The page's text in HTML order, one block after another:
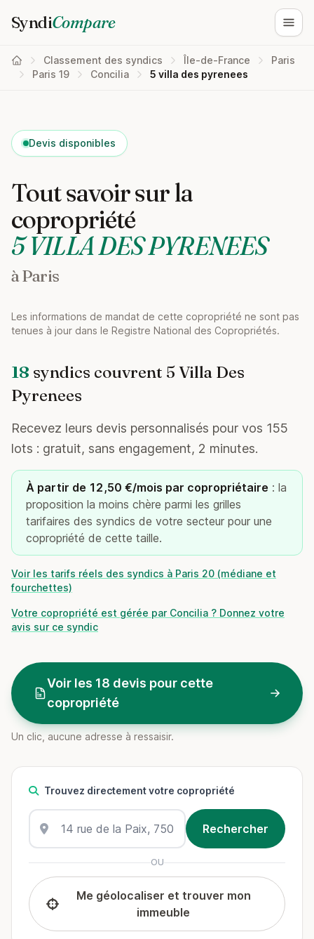
SyndiCompare
Classement des syndics Île-de-France
Paris
Paris 19
Concilia 5 villa des pyrenees
Devis disponibles
Tout savoir sur la
copropriété
5 VILLA DES PYRENEES
à Paris
Les informations de mandat de cette copropriété ne sont pas
tenues à jour dans le Registre National des Copropriétés.
18 syndics couvrent 5 Villa Des
Pyrenees
Recevez leurs devis personnalisés pour vos 155
lots : gratuit, sans engagement, 2 minutes.
À partir de 12,50 €/mois par copropriétaire : la
proposition la moins chère parmi les grilles
tarifaires des syndics de votre secteur pour une
copropriété de cette taille.
Voir les tarifs réels des syndics à Paris 20 (médiane et
fourchettes)
Votre copropriété est gérée par Concilia ? Donnez votre
avis sur ce syndic
Voir les 18 devis pour cette
copropriété
Un clic, aucune adresse à ressaisir.
Trouvez directement votre copropriété
OU
Me géolocaliser et trouver mon
immeuble